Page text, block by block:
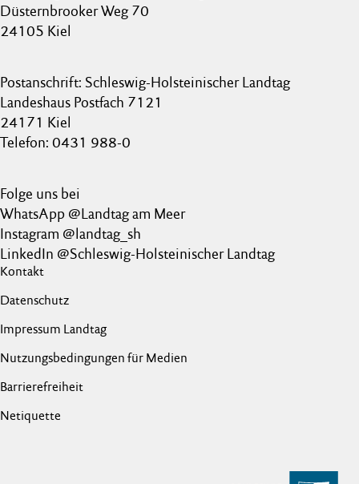
Düsternbrooker Weg 70
24105 Kiel
Postanschrift: Schleswig-Holsteinischer Landtag
Landeshaus Postfach 7121
24171 Kiel
Telefon: 0431 988-0
Folge uns bei
WhatsApp @Landtag am Meer
Instagram @landtag_sh
LinkedIn @Schleswig-Holsteinischer Landtag
Kontakt
Datenschutz
Impressum Landtag
Nutzungsbedingungen für Medien
Barrierefreiheit
Netiquette